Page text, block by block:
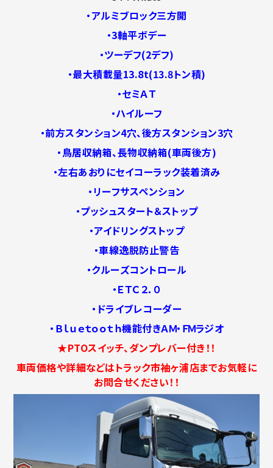
・アルミブロック三方開
・3軸平ボデー
・ツーデフ(2デフ)
・最大積載量13.8t(13.8トン積)
・セミＡＴ
・ハイルーフ
・前方スタンション4穴、後方スタンション3穴
・鳥居収納箱、長物収納箱(車両後方)
・左右あおりにセイコーラック装着済み
・リーフサスペンション
・プッシュスタート＆ストップ
・アイドリングストップ
・車線逸脱防止警告
・クルーズコントロール
・ＥＴＣ２．０
・ドライブレコーダー
・Ｂｌｕｅｔｏｏｔｈ機能付きＡＭ・ＦＭラジオ
★PTOスイッチ、ダンプレバー付き！！
車両価格や詳細などはトラック市袖ヶ浦店までお気軽に
お問合せください！！